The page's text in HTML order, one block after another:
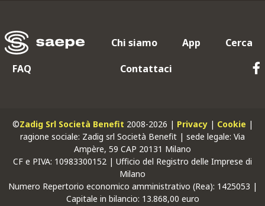
Chi siamo App
Cerca
FAQ
Contattaci
©Zadig Srl Società Benefit 2008-2026 | Privacy| Cookie |
ragione sociale: Zadig srl Società Benefit | sede legale: Via
Ampère, 59 CAP 20131 Milano
CF e PIVA: 10983300152 | Ufficio del Registro delle Imprese di
Milano
Numero Repertorio economico amministrativo (Rea): 1425053 |
Capitale in bilancio: 13.868,00 euro